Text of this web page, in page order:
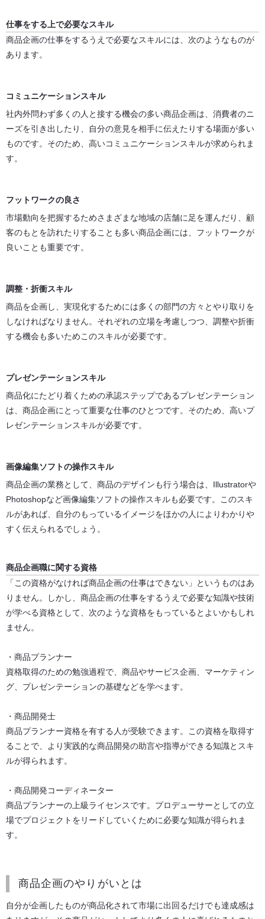
仕事をする上で必要なスキル
商品企画の仕事をするうえで必要なスキルには、次のようなものが
あります。
コミュニケーションスキル
社内外問わず多くの人と接する機会の多い商品企画は、消費者のニ
ーズを引き出したり、自分の意見を相手に伝えたりする場面が多い
ものです。そのため、高いコミュニケーションスキルが求められま
す。
フットワークの良さ
市場動向を把握するためさまざまな地域の店舗に足を運んだり、顧
客のもとを訪れたりすることも多い商品企画には、フットワークが
良いことも重要です。
調整・折衝スキル
商品を企画し、実現化するためには多くの部門の方々とやり取りを
しなければなりません。それぞれの立場を考慮しつつ、調整や折衝
する機会も多いためこのスキルが必要です。
プレゼンテーションスキル
商品化にたどり着くための承認ステップであるプレゼンテーション
は、商品企画にとって重要な仕事のひとつです。そのため、高いプ
レゼンテーションスキルが必要です。
画像編集ソフトの操作スキル
商品企画の業務として、商品のデザインも行う場合は、Illustratorや
Photoshopなど画像編集ソフトの操作スキルも必要です。このスキ
ルがあれば、自分のもっているイメージをほかの人によりわかりや
すく伝えられるでしょう。
商品企画職に関する資格
「この資格がなければ商品企画の仕事はできない」というものはあ
りません。しかし、商品企画の仕事をするうえで必要な知識や技術
が学べる資格として、次のような資格をもっているとよいかもしれ
ません。
・商品プランナー
資格取得のための勉強過程で、商品やサービス企画、マーケティン
グ、プレゼンテーションの基礎などを学べます。
・商品開発士
商品プランナー資格を有する人が受験できます。この資格を取得す
ることで、より実践的な商品開発の助言や指導ができる知識とスキ
ルが得られます。
・商品開発コーディネーター
商品プランナーの上級ライセンスです。プロデューサーとしての立
場でプロジェクトをリードしていくために必要な知識が得られま
す。
商品企画のやりがいとは
自分が企画したものが商品化されて市場に出回るだけでも達成感は